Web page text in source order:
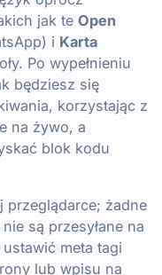
jak te Open
i Karta
Po wypełnieniu
będziesz się
korzystając z
na żywo, a
blok kodu
przeglądarce; żadne
są przesyłane na
meta tagi
lub wpisu na